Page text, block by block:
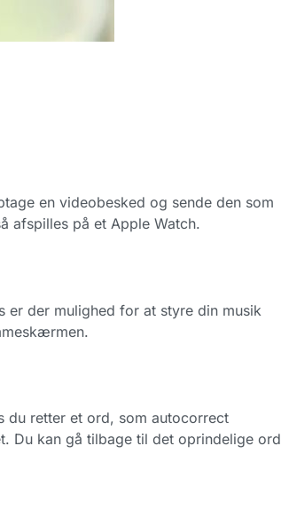
en videobesked og sende den som
afspilles på et Apple Watch.
er der mulighed for at styre din musik
du retter et ord, som autocorrect
Du kan gå tilbage til det oprindelige ord